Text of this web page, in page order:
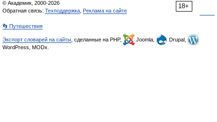
18+
© Академик, 2000-2026
Обратная связь: Техподдержка Реклама на сайте
👣 Путешествия
Экспорт словарей на сайты , сделанные на PHP, Joomla,
Drupal,
WordPress, MODx.